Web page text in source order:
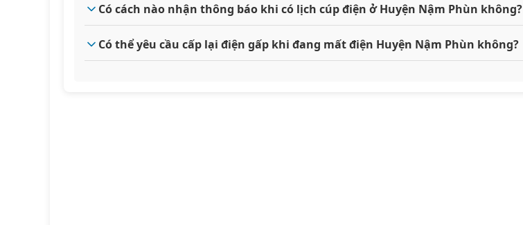
Có cách nào nhận thông báo khi có lịch cúp điện ở Huyện Nậm Phùn không?
Có thể yêu cầu cấp lại điện gấp khi đang mất điện Huyện Nậm Phùn không?